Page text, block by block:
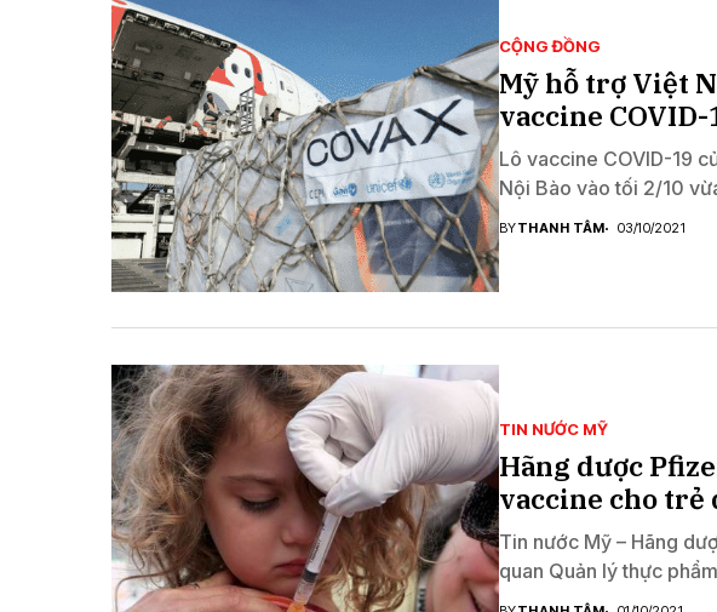
CỘNG ĐỒNG
Mỹ hỗ trợ Việt
vaccine COVID-
Lô vaccine COVID-19
Nội Bào vào tối 2/10
BYTHANH TÂM 03/10/2021
TIN NƯỚC MỸ
Hãng dược
vaccine cho trẻ
Tin nước Mỹ – Hãng
quan Quản lý thực